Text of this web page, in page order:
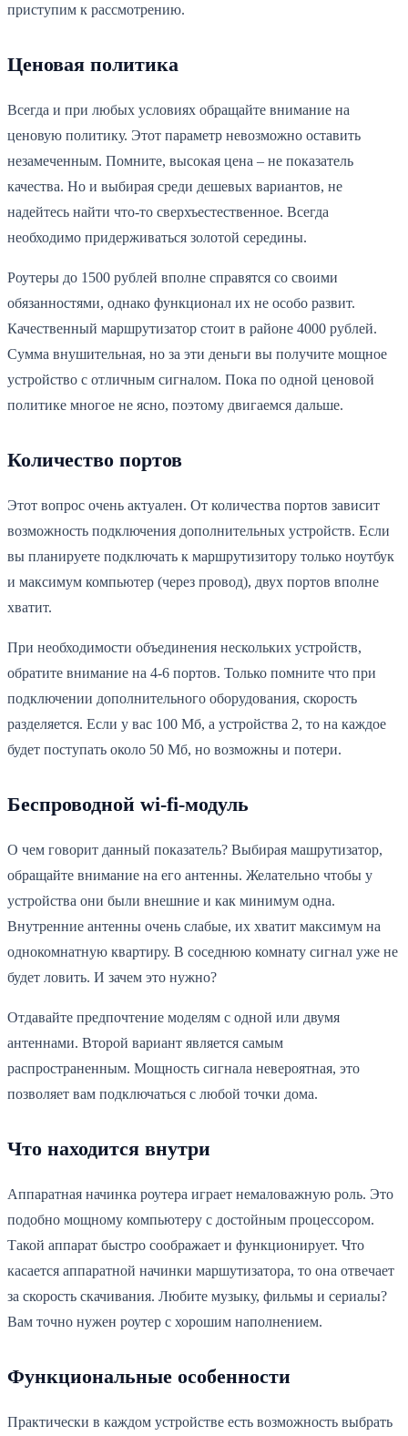
приступим к рассмотрению.
Ценовая политика
Всегда и при любых условиях обращайте внимание на
ценовую политику. Этот параметр невозможно оставить
незамеченным. Помните, высокая цена – не показатель
качества. Но и выбирая среди дешевых вариантов, не
надейтесь найти что-то сверхъестественное. Всегда
необходимо придерживаться золотой середины.
Роутеры до 1500 рублей вполне справятся со своими
обязанностями, однако функционал их не особо развит.
Качественный маршрутизатор стоит в районе 4000 рублей.
Сумма внушительная, но за эти деньги вы получите мощное
устройство с отличным сигналом. Пока по одной ценовой
политике многое не ясно, поэтому двигаемся дальше.
Количество портов
Этот вопрос очень актуален. От количества портов зависит
возможность подключения дополнительных устройств. Если
вы планируете подключать к маршрутизитору только ноутбук
и максимум компьютер (через провод), двух портов вполне
хватит.
При необходимости объединения нескольких устройств,
обратите внимание на 4-6 портов. Только помните что при
подключении дополнительного оборудования, скорость
разделяется. Если у вас 100 Мб, а устройства 2, то на каждое
будет поступать около 50 Мб, но возможны и потери.
Беспроводной wi-fi-модуль
О чем говорит данный показатель? Выбирая машрутизатор,
обращайте внимание на его антенны. Желательно чтобы у
устройства они были внешние и как минимум одна.
Внутренние антенны очень слабые, их хватит максимум на
однокомнатную квартиру. В соседнюю комнату сигнал уже не
будет ловить. И зачем это нужно?
Отдавайте предпочтение моделям с одной или двумя
антеннами. Второй вариант является самым
распространенным. Мощность сигнала невероятная, это
позволяет вам подключаться с любой точки дома.
Что находится внутри
Аппаратная начинка роутера играет немаловажную роль. Это
подобно мощному компьютеру с достойным процессором.
Такой аппарат быстро соображает и функционирует. Что
касается аппаратной начинки маршутизатора, то она отвечает
за скорость скачивания. Любите музыку, фильмы и сериалы?
Вам точно нужен роутер с хорошим наполнением.
Функциональные особенности
Практически в каждом устройстве есть возможность выбрать